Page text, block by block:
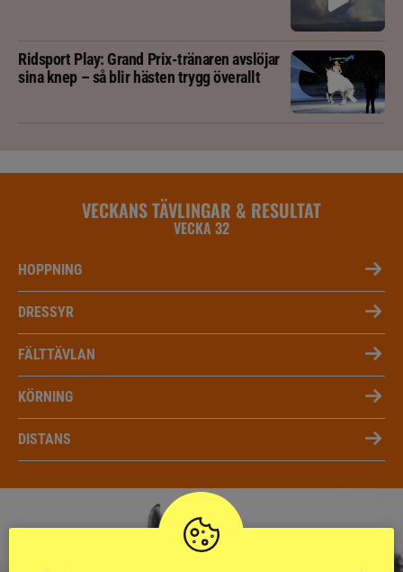
Ridsport Play: Grand Prix-tränaren avslöjar
sina knep – så blir hästen trygg överallt
VECKANS TÄVLINGAR & RESULTAT
VECKA 32
HOPPNING
DRESSYR
FÄLTTÄVLAN
KÖRNING
DISTANS